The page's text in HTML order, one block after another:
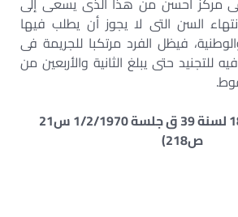
السن التى لا يجوز أن يطلب فيها
فيظل الفرد مرتكبا للجريمة فى
حتى يبلغ الثانية والأربعين من
(الطعن رقم 1893 لسنة 39 ق جلسة 1/2/1970 س21
ص218)